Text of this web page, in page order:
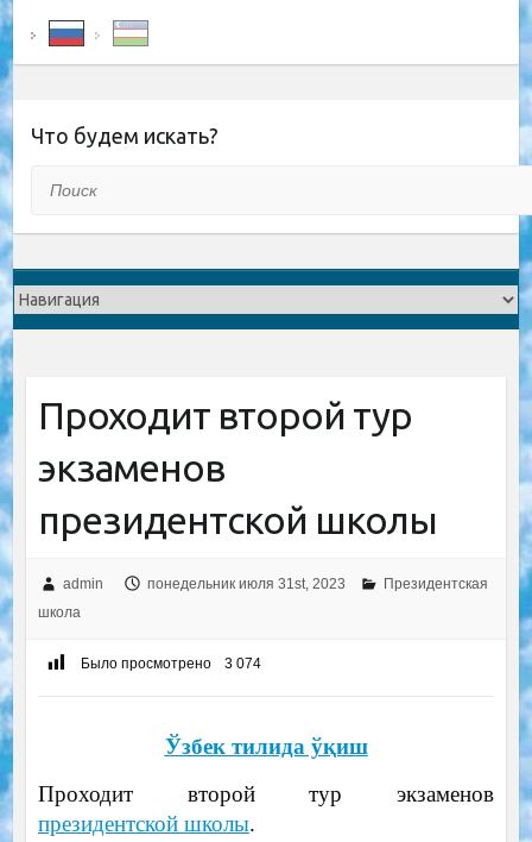
Что будем искать?
Проходит второй тур
экзаменов
президентской школы
admin понедельник июля 31st, 2023
Президентская
школа
Было просмотрено 3 074
Ўзбек тилида ўқиш
Проходит второй тур экзаменов
президентской школы.